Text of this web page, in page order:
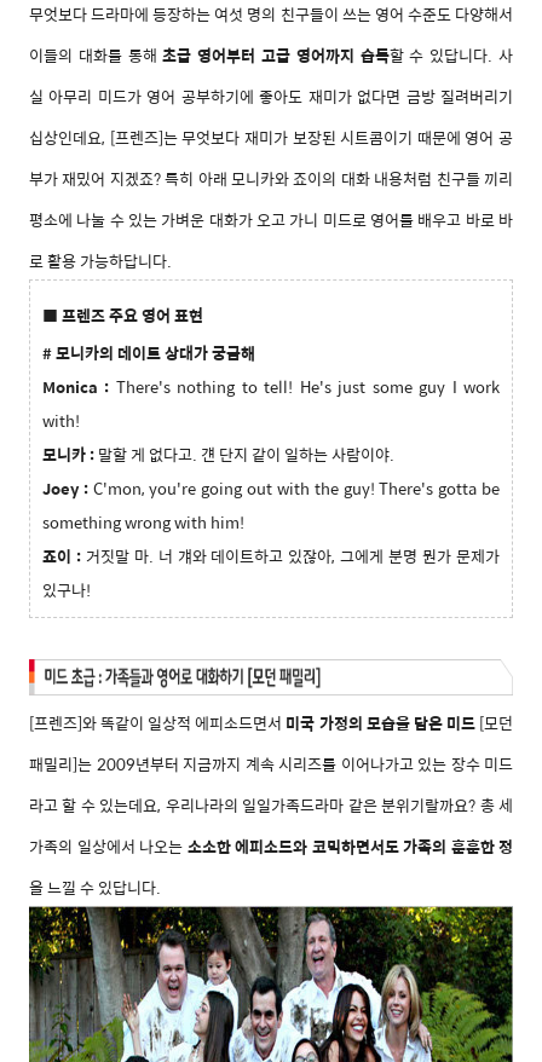
무엇보다 드라마에 등장하는 여섯 명의 친구들이 쓰는 영어 수준도 다양해서
이들의 대화를 통해초급 영어부터 고급 영어까지 습득할 수 있답니다. 사
실 아무리 미드가 영어 공부하기에 좋아도 재미가 없다면 금방 질려버리기
십상인데요, [프렌즈]는 무엇보다 재미가 보장된 시트콤이기 때문에 영어 공
부가 재밌어 지겠죠? 특히 아래 모니카와 죠이의 대화 내용처럼 친구들 끼리
평소에 나눌 수 있는 가벼운 대화가 오고 가니 미드로 영어를 배우고 바로 바
로 활용 가능하답니다.
■ 프렌즈 주요 영어 표현
# 모니카의 데이트 상대가 궁금해
Monica : There's nothing to tell! He's just some guy I work
with!
모니카 :말할 게 없다고. 걘 단지 같이 일하는 사람이야.
Joey :C'mon, you're going out with the guy! There's gotta be
something wrong with him!
죠이 :거짓말 마. 너 걔와 데이트하고 있잖아, 그에게 분명 뭔가 문제가
있구나!
[프렌즈]와 똑같이 일상적 에피소드면서 미국 가정의 모습을 담은 미드[모던
패밀리]는 2009년부터 지금까지 계속 시리즈를 이어나가고 있는 장수 미드
라고 할 수 있는데요, 우리나라의 일일가족드라마 같은 분위기랄까요? 총 세
가족의 일상에서 나오는소소한 에피소드와 코믹하면서도 가족의 훈훈한 정
을 느낄 수 있답니다.